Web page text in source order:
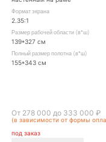
Формат экрана
2.35:1
Размер рабочей области (в*ш)
139*327 см
Полный размер полотна (в*ш)
155*343 см
От 278 000 до 333 000 ₽
(в зависимости от формы
под заказ